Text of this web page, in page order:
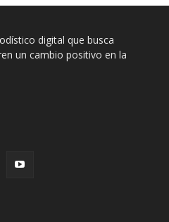
digital que busca
un cambio positivo en la